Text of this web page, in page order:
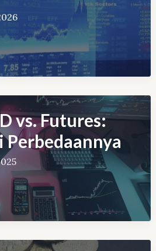
vs. Futures: